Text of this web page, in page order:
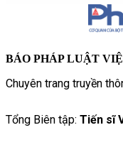
BÁO PHÁP LUẬT
Chuyên trang truyền
Tổng Biên tập: Tiến sĩ